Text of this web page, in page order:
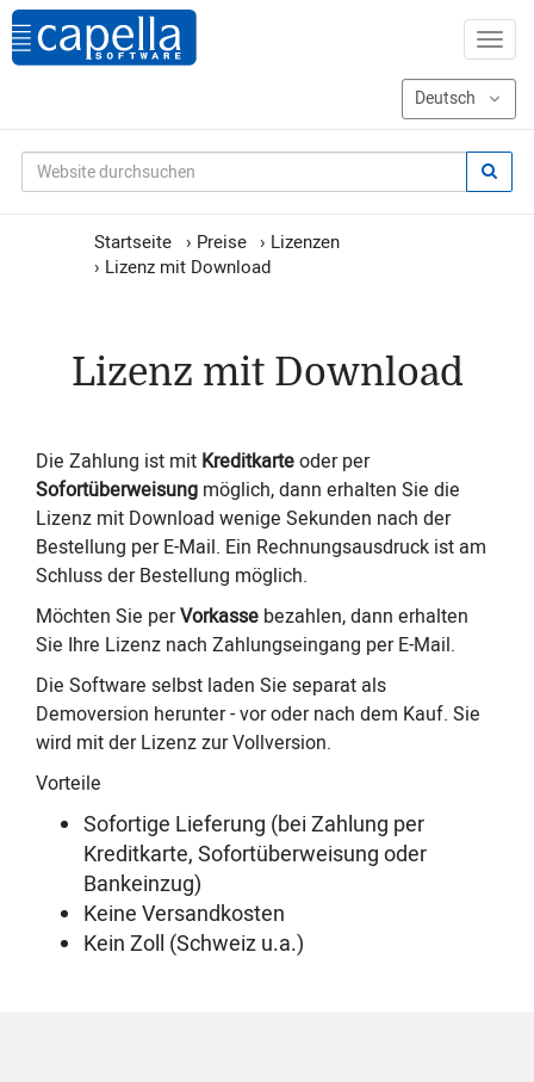
Startseite › Preise › Lizenzen
› Lizenz mit Download
Lizenz mit Download
Die Zahlung ist mit Kreditkarteoder per
Sofortüberweisung möglich, dann erhalten Sie die
Lizenz mit Download wenige Sekunden nach der
Bestellung per E-Mail. Ein Rechnungsausdruck ist am
Schluss der Bestellung möglich.
Möchten Sie perVorkasse bezahlen, dann erhalten
Sie Ihre Lizenz nach Zahlungseingang per E-Mail.
Die Software selbst laden Sie separat als
Demoversion herunter - vor oder nach dem Kauf. Sie
wird mit der Lizenz zur Vollversion.
Vorteile
Sofortige Lieferung (bei Zahlung per
Kreditkarte, Sofortüberweisung oder
Bankeinzug)
Keine Versandkosten
Kein Zoll (Schweiz u.a.)